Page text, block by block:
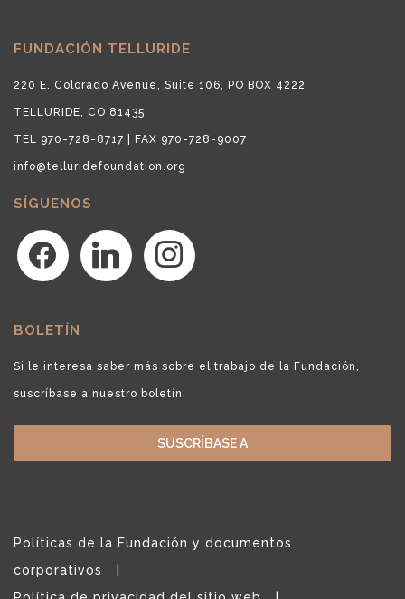
FUNDACIÓN TELLURIDE
220 E. Colorado Avenue, Suite 106, PO BOX 4222
TELLURIDE, CO 81435
TEL 970-728-8717 | FAX 970-728-9007
info@telluridefoundation.org
SÍGUENOS
facebook linkedin instagram
BOLETÍN
Si le interesa saber más sobre el trabajo de la Fundación,
suscríbase a nuestro boletín.
SUSCRÍBASE A
Políticas de la Fundación y documentos
corporativos